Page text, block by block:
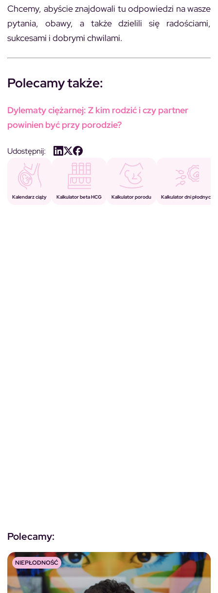
Chcemy, abyście znajdowali tu odpowiedzi na wasze
pytania, obawy, a także dzielili się radościami,
sukcesami i dobrymi chwilami.
Polecamy także:
Dylematy ciężarnej: Z kim rodzić i czy partner
powinien być przy porodzie?
Udostępnij:
Kalendarz ciąży Kalkulator beta HCG Kalkulator porodu Kalkulator dni płodnych
Polecamy:
NIEPŁODNOŚĆ